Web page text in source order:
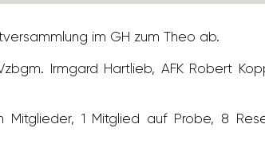
im GH zum Theo ab.
Irmgard Hart­lieb, AFK Robert
1 Mitglied auf Probe, 8